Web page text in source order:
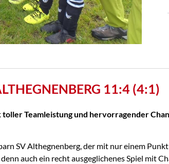
11:4 (4:1)
toller Teamleistungund hervorragender
SV Althegnenberg, der mit nur einem
auch ein recht ausgeglichenes Spiel mit